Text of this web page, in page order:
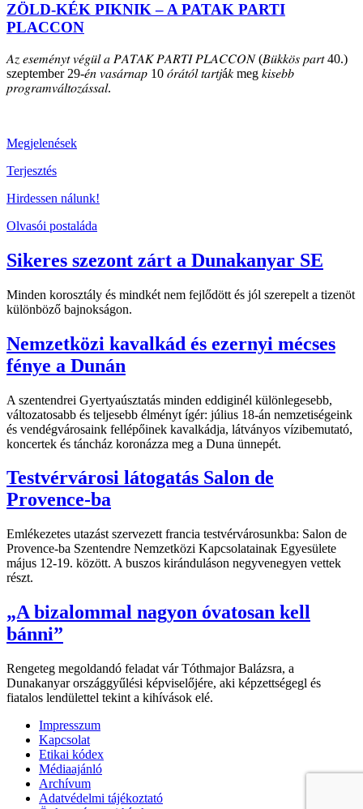
ZÖLD-KÉK PIKNIK – A PATAK PARTI
PLACCON
𝐴𝑧 𝑒𝑠𝑒𝑚𝑒́𝑛𝑦𝑡 𝑣𝑒́𝑔𝑢̈𝑙 𝑎 𝑃𝐴𝑇𝐴𝐾 𝑃𝐴𝑅𝑇𝐼 𝑃𝐿𝐴𝐶𝐶𝑂𝑁 (𝐵𝑢̈𝑘𝑘𝑜̈𝑠 𝑝𝑎𝑟𝑡 40.)
szeptember 29-𝑒́𝑛 𝑣𝑎𝑠𝑎́𝑟𝑛𝑎𝑝 10 𝑜́𝑟𝑎́𝑡𝑜́𝑙 𝑡𝑎𝑟𝑡𝑗á𝑘 meg 𝑘𝑖𝑠𝑒𝑏𝑏
𝑝𝑟𝑜𝑔𝑟𝑎𝑚𝑣𝑎́𝑙𝑡𝑜𝑧𝑎́𝑠𝑠𝑎𝑙.
Megjelenések
Terjesztés
Hirdessen nálunk!
Olvasói postaláda
Sikeres szezont zárt a Dunakanyar SE
Minden korosztály és mindkét nem fejlődött és jól szerepelt a tizenöt
különböző bajnokságon.
Nemzetközi kavalkád és ezernyi mécses
fénye a Dunán
A szentendrei Gyertyaúsztatás minden eddiginél különlegesebb,
változatosabb és teljesebb élményt ígér: július 18-án nemzetiségeink
és vendégvárosaink fellépőinek kavalkádja, látványos vízibemutató,
koncertek és táncház koronázza meg a Duna ünnepét.
Testvérvárosi látogatás Salon de
Provence-ba
Emlékezetes utazást szervezett francia testvérvárosunkba: Salon de
Provence-ba Szentendre Nemzetközi Kapcsolatainak Egyesülete
május 12-19. között. A buszos kiránduláson negyvenegyen vettek
részt.
„A bizalommal nagyon óvatosan kell
bánni”
Rengeteg megoldandó feladat vár Tóthmajor Balázsra, a
Dunakanyar országgyűlési képviselőjére, aki képzettségegl és
fiatalos lendülettel tekint a kihívások elé.
Impresszum
Kapcsolat
Etikai kódex
Médiaajánló
Archívum
Adatvédelmi tájékoztató